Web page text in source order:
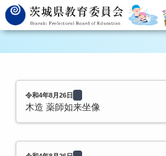
令和4年8月26日
木造 薬師如来坐像